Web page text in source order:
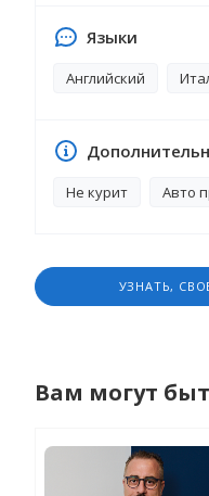
Языки
Английский
Не курит Авто
УЗНАТЬ,
Вам могут